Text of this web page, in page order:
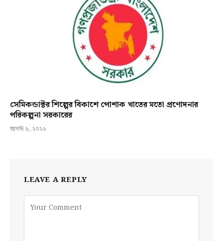
সেমিকন্ডাক্টর শিল্পের বিকাশে পোশাক খাতের মতো প্রণোদনার
পরিকল্পনা সরকারের
আগস্ট ৬, ২০২৬
LEAVE A REPLY